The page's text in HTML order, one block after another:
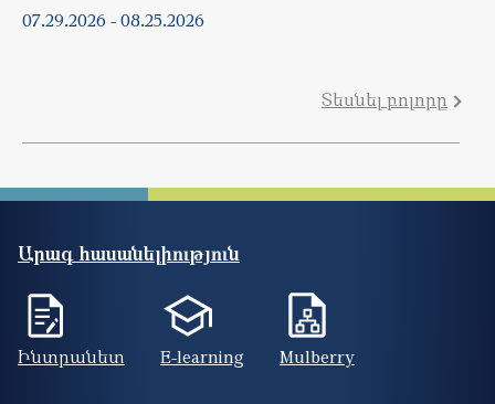
07.29.2026 -08.25.2026
Տեսնել բոլորը
Արագ հասանելիություն
Ինտրանետ E-learning Mulberry